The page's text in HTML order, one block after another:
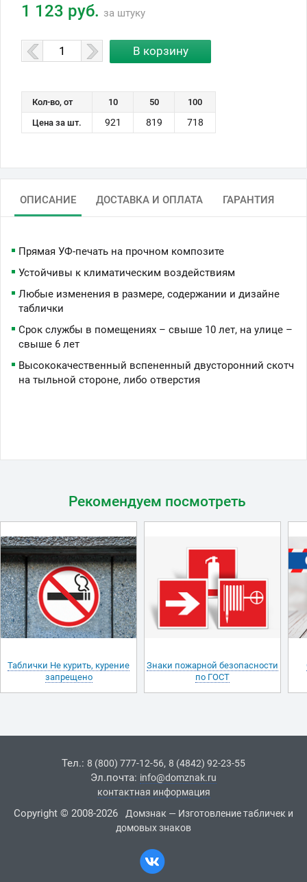
1 123 руб. за штуку
Кол-во, от 10 50
100
Цена за шт.
921 819 718
ОПИСАНИЕ ДОСТАВКА И ОПЛАТА ГАРАНТИЯ
Прямая УФ-печать на прочном композите
Устойчивы к климатическим воздействиям
Любые изменения в размере, содержании и дизайне
таблички
Срок службы в помещениях – свыше 10 лет, на улице –
свыше 6 лет
Высококачественный вспененный двусторонний скотч
на тыльной стороне, либо отверстия
Рекомендуем посмотреть
Таблички Не курить, курение
запрещено
Знаки пожарной безопасности
по ГОСТ
Тел.: 8 (800) 777-12-56, 8 (4842) 92-23-55
Эл.почта: info@domznak.ru
контактная информация
Copyright © 2008-2026
Домзнак — Изготовление табличек и
домовых знаков